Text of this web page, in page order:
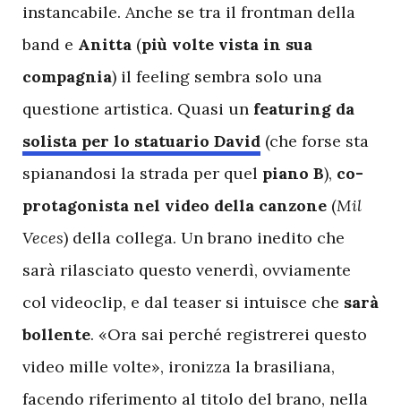
instancabile. Anche se tra il frontman della
band e Anitta (più volte vista in sua
compagnia) il feeling sembra solo una
questione artistica. Quasi un featuring da
solista per lo statuario David (che forse sta
spianandosi la strada per quel piano B), co-
protagonista nel video della canzone (Mil
Veces) della collega. Un brano inedito che
sarà rilasciato questo venerdì, ovviamente
col videoclip, e dal teaser si intuisce che sarà
bollente. «Ora sai perché registrerei questo
video mille volte», ironizza la brasiliana,
facendo riferimento al titolo del brano, nella